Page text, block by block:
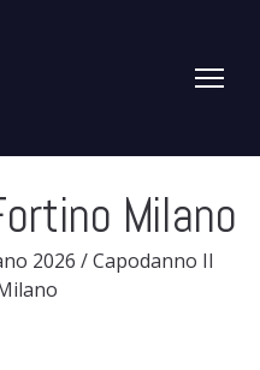
Milano
2026 /Capodanno Il